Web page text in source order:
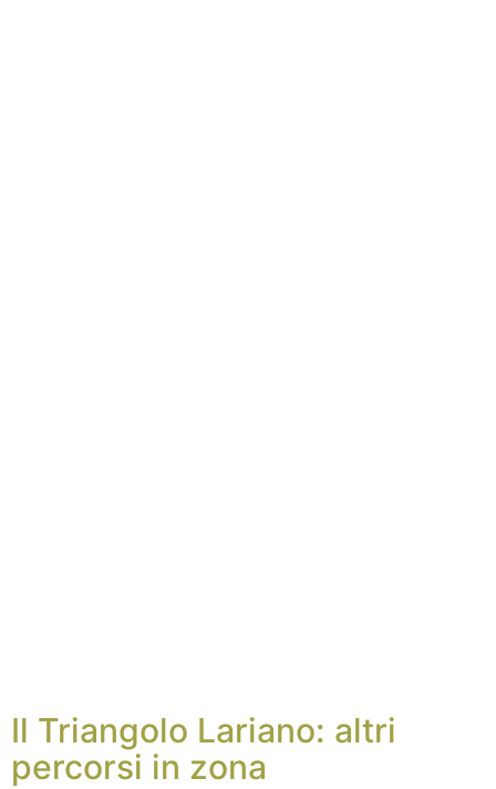
Il Triangolo Lariano: altri
percorsi in zona